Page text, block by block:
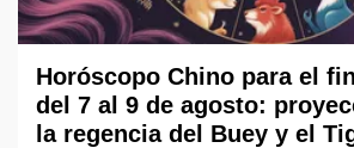
Horóscopo Chino para el
del 7 al 9 de agosto:
la regencia del Buey y el